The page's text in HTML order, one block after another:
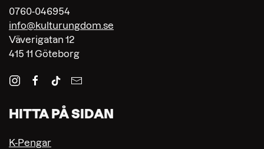
0760-046954
info@kulturungdom.se
Väverigatan 12
415 11 Göteborg
HITTA PÅ SIDAN
K-Pengar